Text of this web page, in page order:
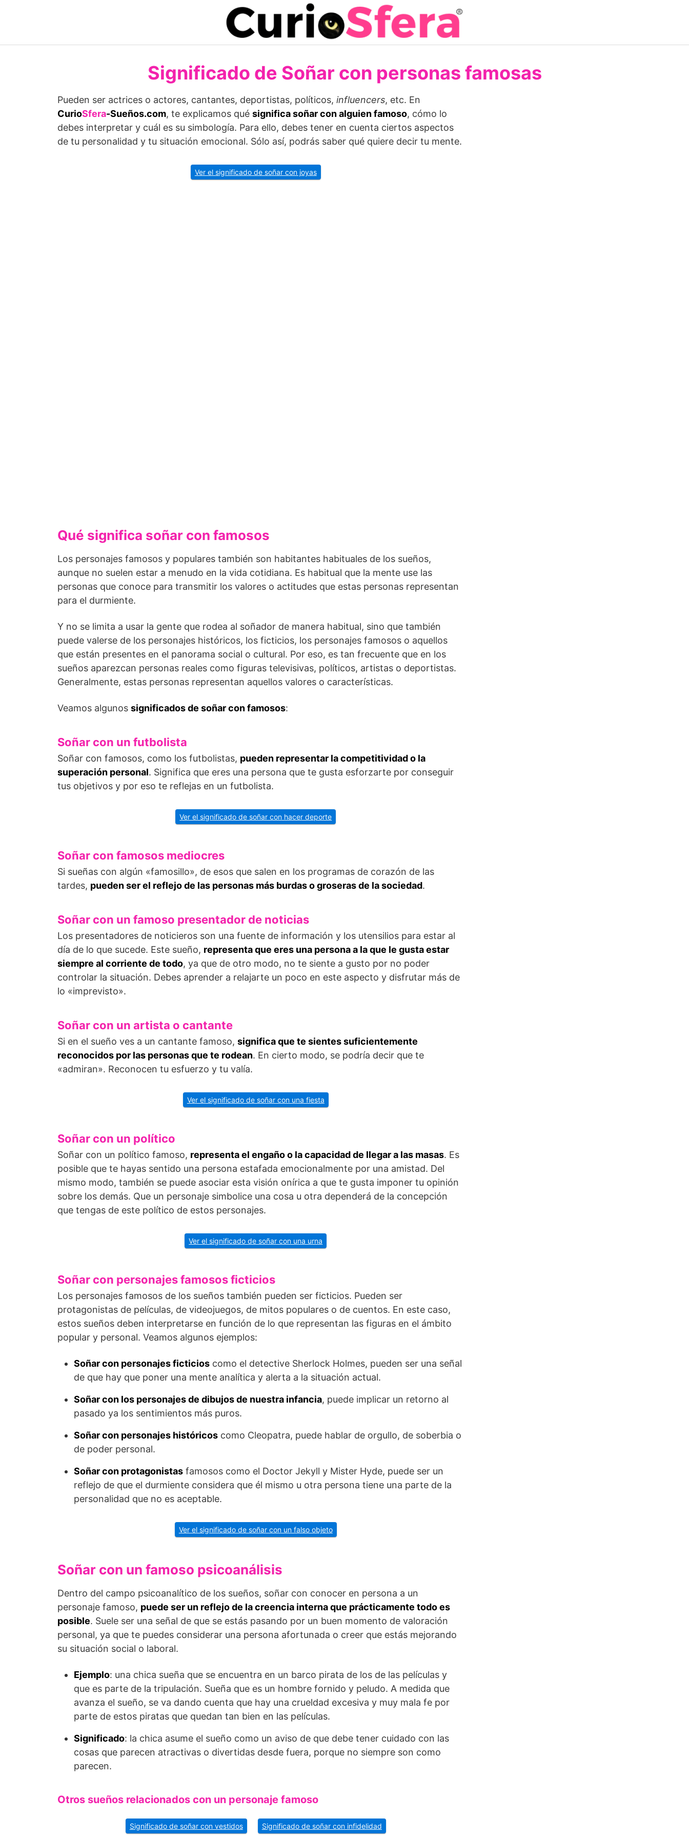
Significado de Soñar con personas famosas
Pueden ser actrices o actores, cantantes, deportistas, políticos, influencers, etc. En
CurioSfera-Sueños.com, te explicamos qué significa soñar con alguien famoso, cómo lo
debes interpretar y cuál es su simbología. Para ello, debes tener en cuenta ciertos aspectos
de tu personalidad y tu situación emocional. Sólo así, podrás saber qué quiere decir tu mente.
Ver el significado de soñar con joyas
Qué significa soñar con famosos
Los personajes famosos y populares también son habitantes habituales de los sueños,
aunque no suelen estar a menudo en la vida cotidiana. Es habitual que la mente use las
personas que conoce para transmitir los valores o actitudes que estas personas representan
para el durmiente.
Y no se limita a usar la gente que rodea al soñador de manera habitual, sino que también
puede valerse de los personajes históricos, los ficticios, los personajes famosos o aquellos
que están presentes en el panorama social o cultural. Por eso, es tan frecuente que en los
sueños aparezcan personas reales como figuras televisivas, políticos, artistas o deportistas.
Generalmente, estas personas representan aquellos valores o características.
Veamos algunos significados de soñar con famosos:
Soñar con un futbolista
Soñar con famosos, como los futbolistas, pueden representar la competitividad o la
superación personal. Significa que eres una persona que te gusta esforzarte por conseguir
tus objetivos y por eso te reflejas en un futbolista.
Ver el significado de soñar con hacer deporte
Soñar con famosos mediocres
Si sueñas con algún «famosillo», de esos que salen en los programas de corazón de las
tardes, pueden ser el reflejo de las personas más burdas o groseras de la sociedad.
Soñar con un famoso presentador de noticias
Los presentadores de noticieros son una fuente de información y los utensilios para estar al
día de lo que sucede. Este sueño, representa que eres una persona a la que le gusta estar
siempre al corriente de todo, ya que de otro modo, no te siente a gusto por no poder
controlar la situación. Debes aprender a relajarte un poco en este aspecto y disfrutar más de
lo «imprevisto».
Soñar con un artista o cantante
Si en el sueño ves a un cantante famoso, significa que te sientes suficientemente
reconocidos por las personas que te rodean. En cierto modo, se podría decir que te
«admiran». Reconocen tu esfuerzo y tu valía.
Ver el significado de soñar con una fiesta
Soñar con un político
Soñar con un político famoso, representa el engaño o la capacidad de llegar a las masas. Es
posible que te hayas sentido una persona estafada emocionalmente por una amistad. Del
mismo modo, también se puede asociar esta visión onírica a que te gusta imponer tu opinión
sobre los demás. Que un personaje simbolice una cosa u otra dependerá de la concepción
que tengas de este político de estos personajes.
Ver el significado de soñar con una urna
Soñar con personajes famosos ficticios
Los personajes famosos de los sueños también pueden ser ficticios. Pueden ser
protagonistas de películas, de videojuegos, de mitos populares o de cuentos. En este caso,
estos sueños deben interpretarse en función de lo que representan las figuras en el ámbito
popular y personal. Veamos algunos ejemplos:
Soñar con personajes ficticios como el detective Sherlock Holmes, pueden ser una señal
de que hay que poner una mente analítica y alerta a la situación actual.
Soñar con los personajes de dibujos de nuestra infancia, puede implicar un retorno al
pasado ya los sentimientos más puros.
Soñar con personajes históricos como Cleopatra, puede hablar de orgullo, de soberbia o
de poder personal.
Soñar con protagonistas famosos como el Doctor Jekyll y Mister Hyde, puede ser un
reflejo de que el durmiente considera que él mismo u otra persona tiene una parte de la
personalidad que no es aceptable.
Ver el significado de soñar con un falso objeto
Soñar con un famoso psicoanálisis
Dentro del campo psicoanalítico de los sueños, soñar con conocer en persona a un
personaje famoso, puede ser un reflejo de la creencia interna que prácticamente todo es
posible. Suele ser una señal de que se estás pasando por un buen momento de valoración
personal, ya que te puedes considerar una persona afortunada o creer que estás mejorando
su situación social o laboral.
Ejemplo: una chica sueña que se encuentra en un barco pirata de los de las películas y
que es parte de la tripulación. Sueña que es un hombre fornido y peludo. A medida que
avanza el sueño, se va dando cuenta que hay una crueldad excesiva y muy mala fe por
parte de estos piratas que quedan tan bien en las películas.
Significado: la chica asume el sueño como un aviso de que debe tener cuidado con las
cosas que parecen atractivas o divertidas desde fuera, porque no siempre son como
parecen.
Otros sueños relacionados con un personaje famoso
Significado de soñar con vestidos Significado de soñar con infidelidad